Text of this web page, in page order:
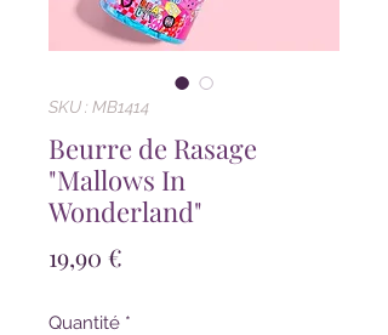
SKU : MB1414
Beurre de Rasage
"Mallows In
Wonderland"
19,90 €
Quantité *